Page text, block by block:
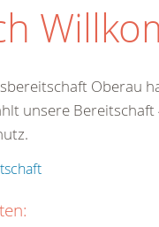
Oberau
unsere